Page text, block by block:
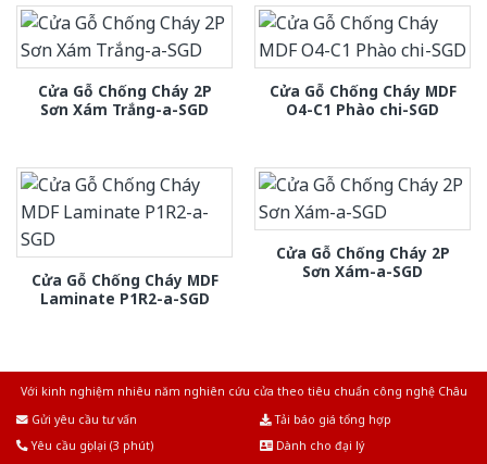
Cửa Gỗ Chống Cháy 2P
Sơn Xám Trắng-a-SGD
Cửa Gỗ Chống Cháy MDF
O4-C1 Phào chi-SGD
Cửa Gỗ Chống Cháy MDF
Laminate P1R2-a-SGD
Cửa Gỗ Chống Cháy 2P
Sơn Xám-a-SGD
Với kinh nghiệm nhiêu năm nghiên cứu cửa theo tiêu chuẩn công nghệ Châu
Gửi yêu cầu tư vấn
Tải báo giá tổng hợp
Yêu cầu gọi lại (3 phút)
Dành cho đại lý